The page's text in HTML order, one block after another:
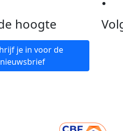
hoogte
je in voor de
nieuwsbrief